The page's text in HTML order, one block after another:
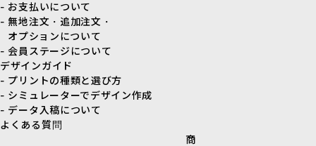
- お支払いについて
- 無地注文・追加注文・
オプションについて
- 会員ステージについて
デザインガイド
- プリントの種類と選び方
- シミュレーターでデザイン作成
- データ入稿について
よくある質問
商